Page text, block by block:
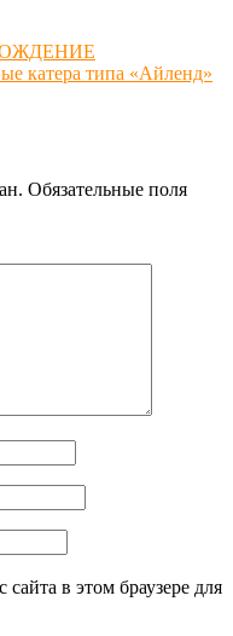
катера типа «Айленд»
Обязательные поля
в этом браузере для